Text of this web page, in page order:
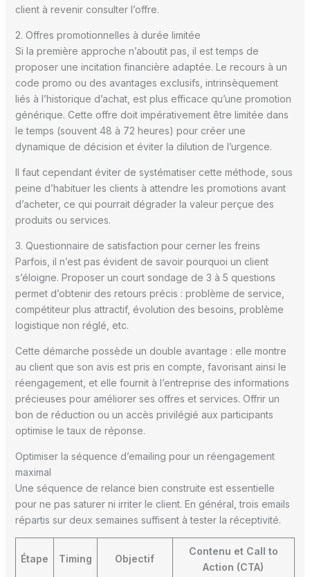
client à revenir consulter l’offre.
2. Offres promotionnelles à durée limitée
Si la première approche n’aboutit pas, il est temps de
proposer une incitation financière adaptée. Le recours à un
code promo ou des avantages exclusifs, intrinsèquement
liés à l’historique d’achat, est plus efficace qu’une promotion
générique. Cette offre doit impérativement être limitée dans
le temps (souvent 48 à 72 heures) pour créer une
dynamique de décision et éviter la dilution de l’urgence.
Il faut cependant éviter de systématiser cette méthode, sous
peine d’habituer les clients à attendre les promotions avant
d’acheter, ce qui pourrait dégrader la valeur perçue des
produits ou services.
3. Questionnaire de satisfaction pour cerner les freins
Parfois, il n’est pas évident de savoir pourquoi un client
s’éloigne. Proposer un court sondage de 3 à 5 questions
permet d’obtenir des retours précis : problème de service,
compétiteur plus attractif, évolution des besoins, problème
logistique non réglé, etc.
Cette démarche possède un double avantage : elle montre
au client que son avis est pris en compte, favorisant ainsi le
réengagement, et elle fournit à l’entreprise des informations
précieuses pour améliorer ses offres et services. Offrir un
bon de réduction ou un accès privilégié aux participants
optimise le taux de réponse.
Optimiser la séquence d’emailing pour un réengagement
maximal
Une séquence de relance bien construite est essentielle
pour ne pas saturer ni irriter le client. En général, trois emails
répartis sur deux semaines suffisent à tester la réceptivité.
Étape Timing Objectif
Contenu et Call to
Action (CTA)